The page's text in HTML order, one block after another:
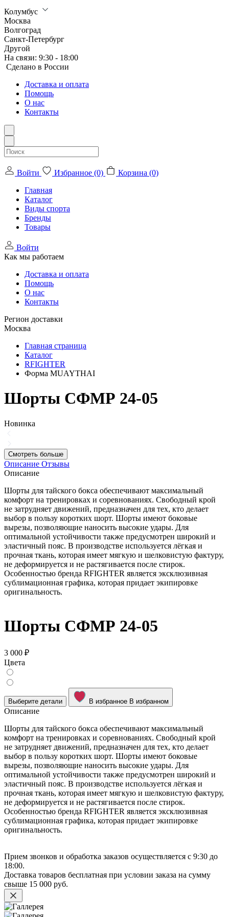
Колумбус
Москва
Волгоград
Санкт-Петербург
Другой
На связи: 9:30 - 18:00
Сделанo в России
Доставка и оплата
Помощь
О нас
Контакты
Войти Избранное (0)
Корзина (0)
Главная
Каталог
Виды спорта
Бренды
Товары
Войти
Как мы работаем
Доставка и оплата
Помощь
О нас
Контакты
Регион доставки
Москва
Главная страница
Каталог
RFIGHTER
Форма MUAYTHAI
Шорты СФМР 24-05
Новинка
Смотреть больше
Описание Отзывы
Описание
Шорты для тайского бокса обеспечивают максимальный
комфорт на тренировках и соревнованиях. Свободный крой
не затрудняет движений, предназначен для тех, кто делает
выбор в пользу коротких шорт. Шорты имеют боковые
вырезы, позволяющие наносить высокие удары. Для
оптимальной устойчивости также предусмотрен широкий и
эластичный пояс. В производстве используется лёгкая и
прочная ткань, которая имеет мягкую и шелковистую фактуру,
не деформируется и не растягивается после стирок.
Особенностью бренда RFIGHTER является эксклюзивная
сублимационная графика, которая придает экипировке
оригинальность.
Шорты СФМР 24-05
3 000 ₽
Цвета
Выберите детали В избранное В избранном
Описание
Шорты для тайского бокса обеспечивают максимальный
комфорт на тренировках и соревнованиях. Свободный крой
не затрудняет движений, предназначен для тех, кто делает
выбор в пользу коротких шорт. Шорты имеют боковые
вырезы, позволяющие наносить высокие удары. Для
оптимальной устойчивости также предусмотрен широкий и
эластичный пояс. В производстве используется лёгкая и
прочная ткань, которая имеет мягкую и шелковистую фактуру,
не деформируется и не растягивается после стирок.
Особенностью бренда RFIGHTER является эксклюзивная
сублимационная графика, которая придает экипировке
оригинальность.
Прием звонков и обработка заказов осуществляется с 9:30 до
18:00.
Доставка товаров бесплатная при условии заказа на сумму
свыше 15 000 руб.